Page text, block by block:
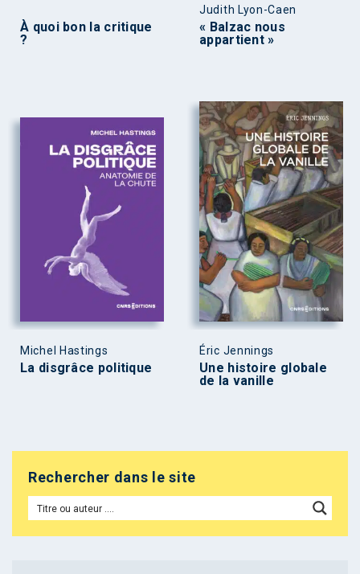
À quoi bon la critique
?
Judith Lyon-Caen
« Balzac nous
appartient »
Michel Hastings
La disgrâce politique
Éric Jennings
Une histoire globale
de la vanille
Rechercher dans le site